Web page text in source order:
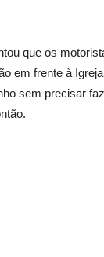
que os
em frente à
sem precisar